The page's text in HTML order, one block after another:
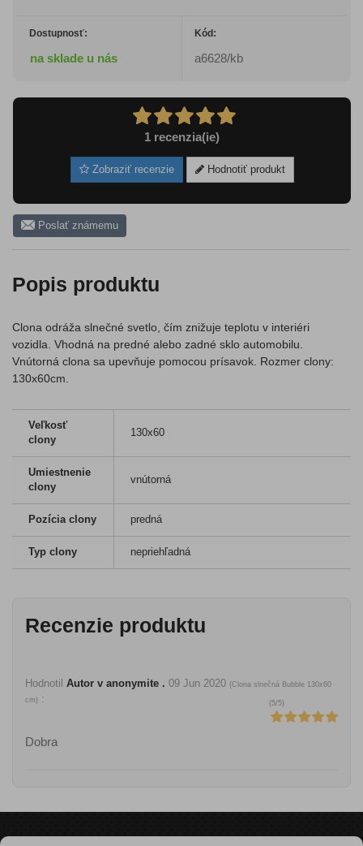
Dostupnosť:
na sklade u nás
Kód:
a6628/kb
1 recenzia(ie)
Zobraziť recenzie Hodnotiť produkt
Poslať známemu
Popis produktu
Clona odráža slnečné svetlo, čím znižuje teplotu v interiéri
vozidla. Vhodná na predné alebo zadné sklo automobilu.
Vnútorná clona sa upevňuje pomocou prísavok. Rozmer clony:
130x60cm.
Veľkosť
clony
130x60
Umiestnenie
clony
vnútorná
Pozícia clony predná
Typ clony nepriehľadná
Recenzie produktu
Hodnotil Autor v anonymite . 09 Jun 2020 (Clona slnečná Bubble 130x60
cm) : (5/5)
Dobra